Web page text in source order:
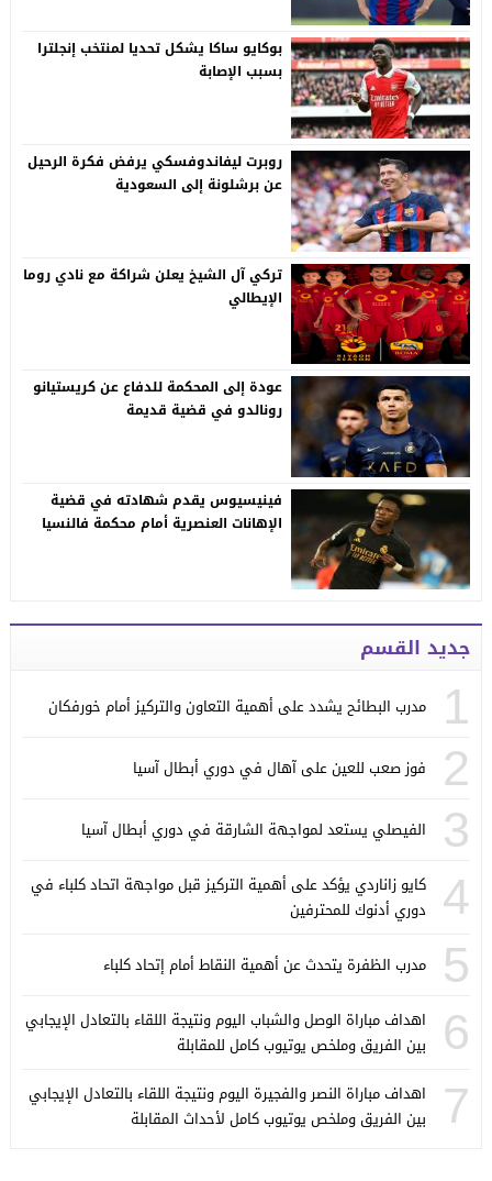
بوكايو ساكا يشكل تحديا لمنتخب إنجلترا
بسبب الإصابة
روبرت ليفاندوفسكي يرفض فكرة الرحيل
عن برشلونة إلى السعودية
تركي آل الشيخ يعلن شراكة مع نادي روما
الإيطالي
عودة إلى المحكمة للدفاع عن كريستيانو
رونالدو في قضية قديمة
فينيسيوس يقدم شهادته في قضية
الإهانات العنصرية أمام محكمة فالنسيا
جديد القسم
1 مدرب البطائح يشدد على أهمية التعاون والتركيز أمام خورفكان
2 فوز صعب للعين على آهال في دوري أبطال آسيا
3 الفيصلي يستعد لمواجهة الشارقة في دوري أبطال آسيا
4
كايو زاناردي يؤكد على أهمية التركيز قبل مواجهة اتحاد كلباء في
دوري أدنوك للمحترفين
5 مدرب الظفرة يتحدث عن أهمية النقاط أمام إتحاد كلباء
6
اهداف مباراة الوصل والشباب اليوم ونتيجة اللقاء بالتعادل الإيجابي
بين الفريق وملخص يوتيوب كامل للمقابلة
7
اهداف مباراة النصر والفجيرة اليوم ونتيجة اللقاء بالتعادل الإيجابي
بين الفريق وملخص يوتيوب كامل لأحداث المقابلة